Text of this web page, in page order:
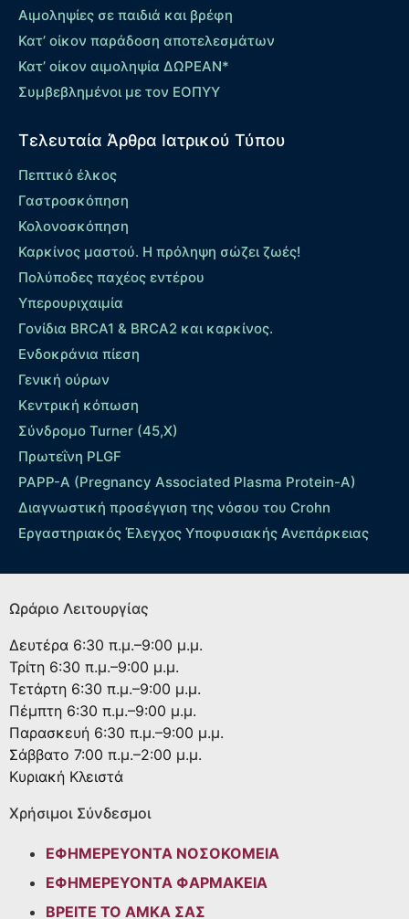
Αιμοληψίες σε παιδιά και βρέφη
Κατ’ οίκον παράδοση αποτελεσμάτων
Κατ’ οίκον αιμοληψία ΔΩΡΕΑΝ*
Συμβεβλημένοι με τον ΕΟΠΥΥ
Τελευταία Άρθρα Ιατρικού Τύπου
Πεπτικό έλκος
Γαστροσκόπηση
Κολονοσκόπηση
Καρκίνος μαστού. Η πρόληψη σώζει ζωές!
Πολύποδες παχέος εντέρου
Yπερουριχαιμία
Γονίδια BRCA1 & BRCA2 και καρκίνος.
Ενδοκράνια πίεση
Γενική ούρων
Κεντρική κόπωση
Σύνδρομο Turner (45,X)
Πρωτεΐνη PLGF
PAPP-A (Pregnancy Associated Plasma Protein-A)
Διαγνωστική προσέγγιση της νόσου του Crohn
Εργαστηριακός Έλεγχος Υποφυσιακής Ανεπάρκειας
Ωράριο Λειτουργίας
Δευτέρα 6:30 π.μ.–9:00 μ.μ.
Τρίτη 6:30 π.μ.–9:00 μ.μ.
Τετάρτη 6:30 π.μ.–9:00 μ.μ.
Πέμπτη 6:30 π.μ.–9:00 μ.μ.
Παρασκευή 6:30 π.μ.–9:00 μ.μ.
Σάββατο 7:00 π.μ.–2:00 μ.μ.
Κυριακή Κλειστά
Χρήσιμοι Σύνδεσμοι
ΕΦΗΜΕΡΕΥΟΝΤΑ ΝΟΣΟΚΟΜΕΙΑ
ΕΦΗΜΕΡΕΥΟΝΤΑ ΦΑΡΜΑΚΕΙΑ
ΒΡΕΙΤΕ ΤΟ ΑΜΚΑ ΣΑΣ